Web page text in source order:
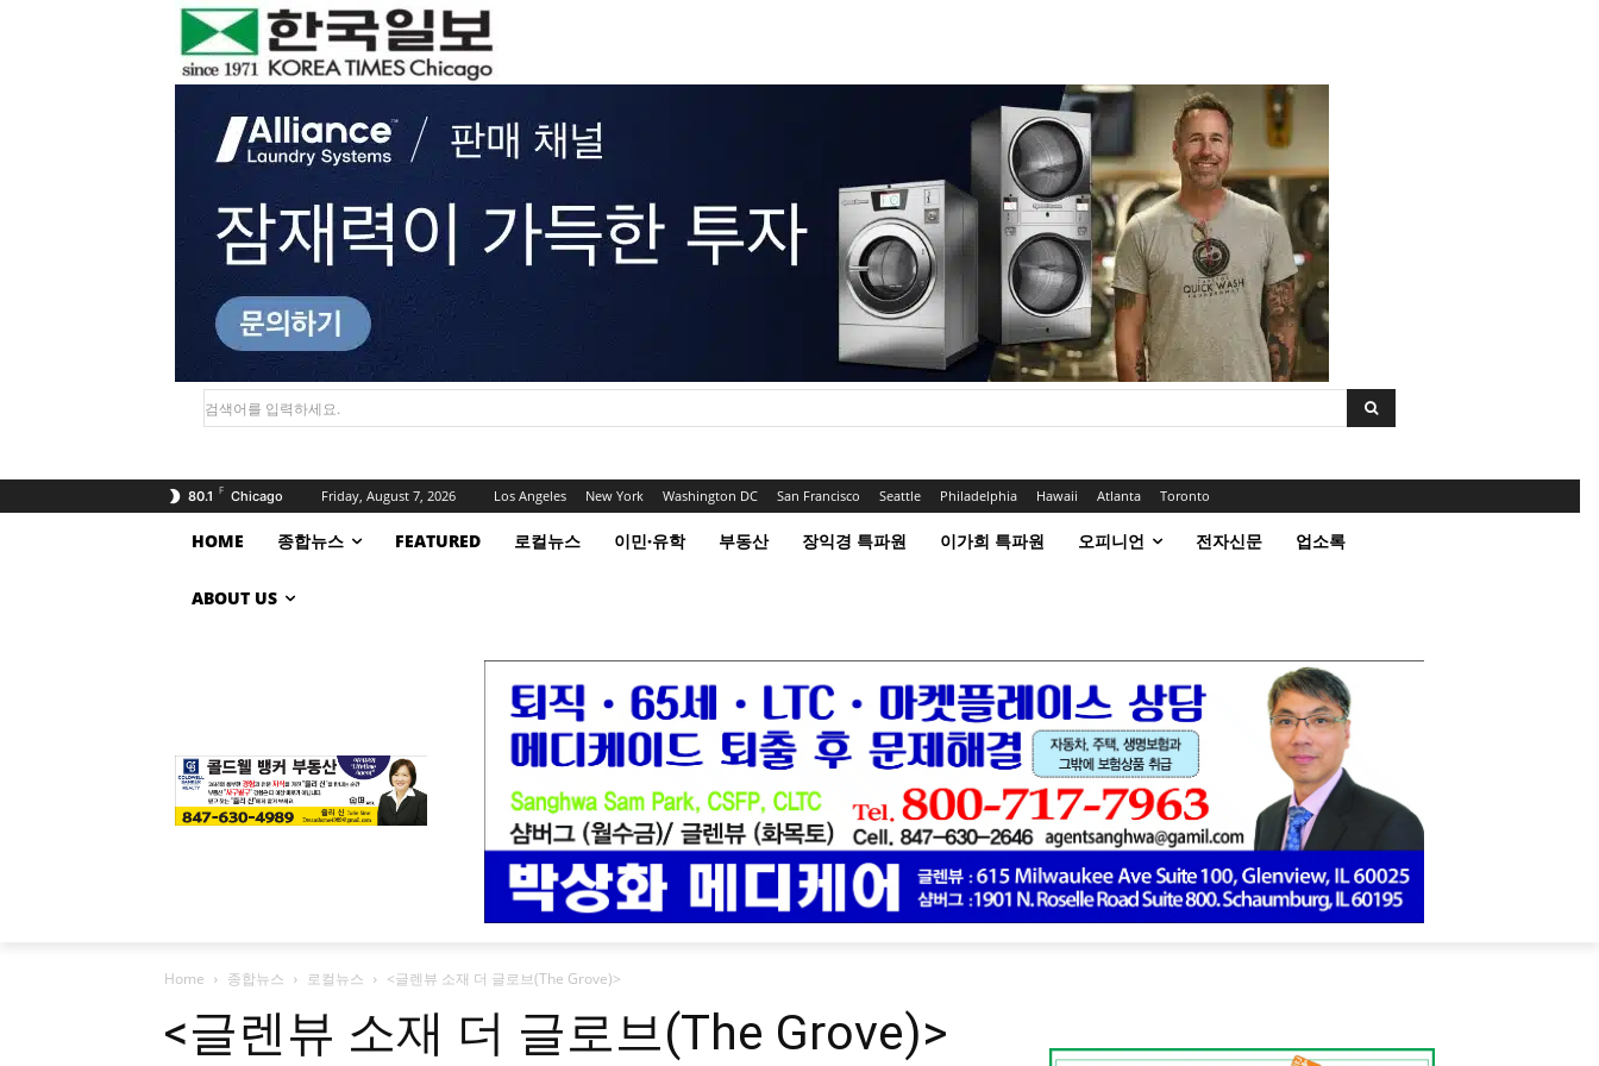
검색어를 입력하세요.
80.1 F Chicago Friday, August 7, 2026 Los Angeles New York Washington DC San Francisco Seattle Philadelphia Hawaii Atlanta Toronto
HOME 종합뉴스 FEATURED 로컬뉴스 이민·유학 부동산 장익경 특파원 이가희 특파원 오피니언 전자신문 업소록
ABOUT US
Home 종합뉴스 로컬뉴스 <글렌뷰 소재 더 글로브(The Grove)>
<글렌뷰 소재 더 글로브(The Grove)>